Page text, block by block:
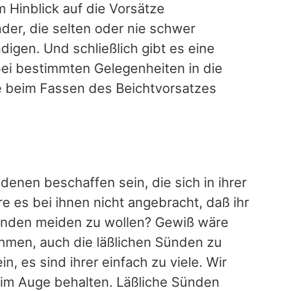
Hinblick auf die Vorsätze
die selten oder nie schwer
Und schließlich gibt es eine
bestimmten Gelegenheiten in die
Fassen des Beichtvorsatzes
beschaffen sein, die sich in ihrer
es bei ihnen nicht angebracht, daß ihr
meiden zu wollen? Gewiß wäre
auch die läßlichen Sünden zu
es sind ihrer einfach zu viele. Wir
Auge behalten. Läßliche Sünden